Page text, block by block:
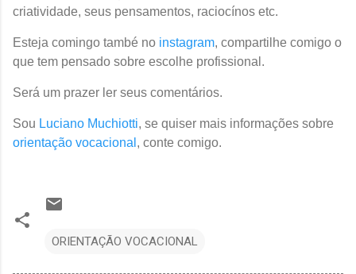
criatividade, seus pensamentos, raciocínos etc.
Esteja comingo també no instagram, compartilhe comigo o
que tem pensado sobre escolhe profissional.
Será um prazer ler seus comentários.
Sou Luciano Muchiotti, se quiser mais informações sobre
orientação vocacional , conte comigo.
ORIENTAÇÃO VOCACIONAL